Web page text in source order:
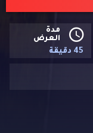
مدة
العرض
45 دقيقة